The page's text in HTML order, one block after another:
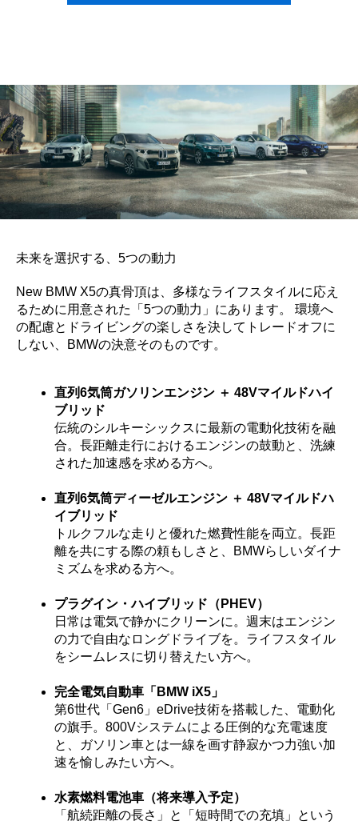
未来を選択する、5つの動力
New BMW X5の真骨頂は、多様なライフスタイルに応え
るために用意された「5つの動力」にあります。 環境へ
の配慮とドライビングの楽しさを決してトレードオフに
しない、BMWの決意そのものです。
直列6気筒ガソリンエンジン ＋ 48Vマイルドハイ
ブリッド
伝統のシルキーシックスに最新の電動化技術を融
合。長距離走行におけるエンジンの鼓動と、洗練
された加速感を求める方へ。
直列6気筒ディーゼルエンジン ＋ 48Vマイルドハ
イブリッド
トルクフルな走りと優れた燃費性能を両立。長距
離を共にする際の頼もしさと、BMWらしいダイナ
ミズムを求める方へ。
プラグイン・ハイブリッド（PHEV）
日常は電気で静かにクリーンに。週末はエンジン
の力で自由なロングドライブを。ライフスタイル
をシームレスに切り替えたい方へ。
完全電気自動車「BMW iX5」
第6世代「Gen6」eDrive技術を搭載した、電動化
の旗手。800Vシステムによる圧倒的な充電速度
と、ガソリン車とは一線を画す静寂かつ力強い加
速を愉しみたい方へ。
水素燃料電池車（将来導入予定）
「航続距離の長さ」と「短時間での充填」という